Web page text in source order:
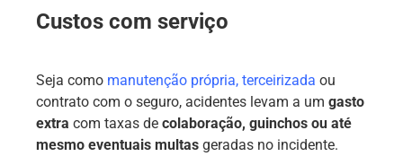
Custos com serviço
Seja como manutenção própria, terceirizada ou
contrato com o seguro, acidentes levam a um gasto
extra com taxas de colaboração, guinchos ou até
mesmo eventuais multas geradas no incidente.